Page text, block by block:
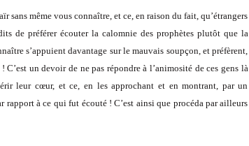
sans même vous connaître, et ce, en raison du fait, qu’étrangers
de préférer écouter la calomnie des prophètes plutôt que la
s’appuient davantage sur le mauvais soupçon, et préfèrent,
un devoir de ne pas répondre à l’animosité de ces gens là
leur cœur, et ce, en les approchant et en montrant, par un
à ce qui fut écouté ! C’est ainsi que procéda par ailleurs